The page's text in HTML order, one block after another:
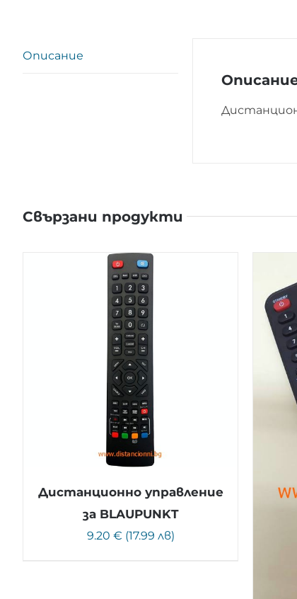
Описание
Свързани продукти
Дистанционно управление
за BLAUPUNKT
9.20 € (17.99 лв)